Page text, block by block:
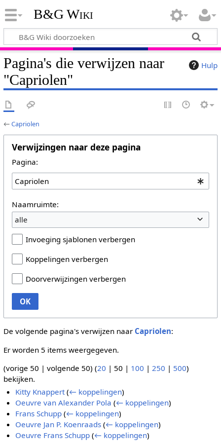
B&G Wiki
Hulp
Pagina's die verwijzen naar
"Capriolen"
←Capriolen
Verwijzingen naar deze pagina
Pagina:
Naamruimte:
alle
Invoeging sjablonen verbergen
Koppelingen verbergen
Doorverwijzingen verbergen
OK
De volgende pagina's verwijzen naar Capriolen:
Er worden 5 items weergegeven.
(vorige 50 | volgende 50) (20 | 50 | 100 | 250 | 500)
bekijken.
Kitty Knappert (← koppelingen)
Oeuvre van Alexander Pola (← koppelingen)
Frans Schupp (← koppelingen)
Oeuvre Jan P. Koenraads (← koppelingen)
Oeuvre Frans Schupp (← koppelingen)